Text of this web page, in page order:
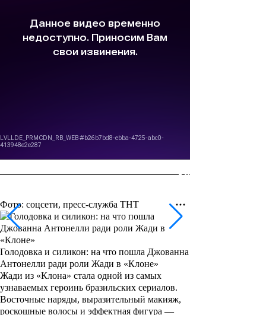
Фото: соцсети, пресс-служба ТНТ
Голодовка и силикон: на что пошла Джованна
Антонелли ради роли Жади в «Клоне»
Жади из «Клона» стала одной из самых
узнаваемых героинь бразильских сериалов.
Восточные наряды, выразительный макияж,
роскошные волосы и эффектная фигура —